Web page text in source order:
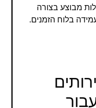
מבוצע בצורה
בלוח הזמנים.